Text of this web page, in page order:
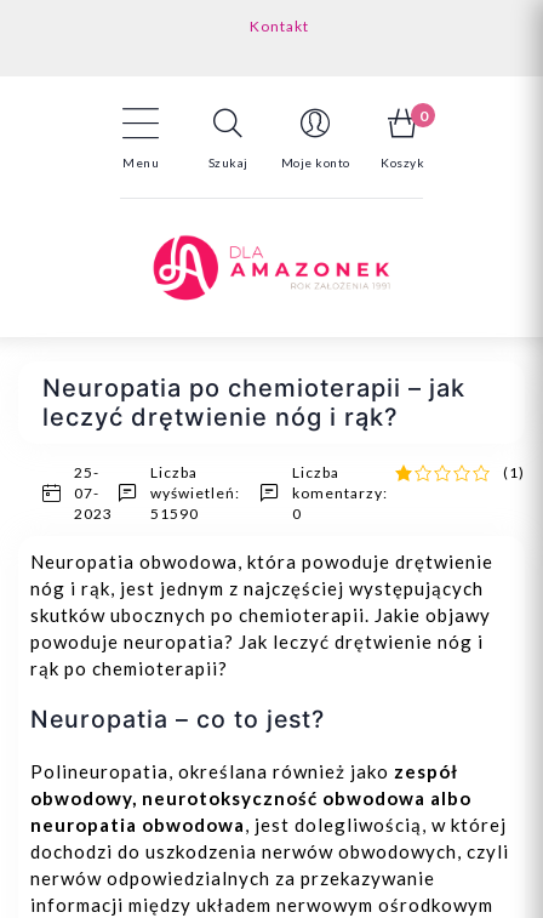
Kontakt
Menu Szukaj Moje konto
0
Koszyk
Neuropatia po chemioterapii – jak
leczyć drętwienie nóg i rąk?
25-
07-
2023
Liczba
wyświetleń:
51590
Liczba
komentarzy:
0
(1)
Neuropatia obwodowa, która powoduje drętwienie
nóg i rąk, jest jednym z najczęściej występujących
skutków ubocznych po chemioterapii. Jakie objawy
powoduje neuropatia? Jak leczyć drętwienie nóg i
rąk po chemioterapii?
Neuropatia – co to jest?
Polineuropatia, określana również jako zespół
obwodowy, neurotoksyczność obwodowa albo
neuropatia obwodowa, jest dolegliwością, w której
dochodzi do uszkodzenia nerwów obwodowych, czyli
nerwów odpowiedzialnych za przekazywanie
informacji między układem nerwowym ośrodkowym